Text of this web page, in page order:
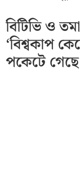
বিটিভি ও
‘বিশ্বকাপ
পকেটে গেছে